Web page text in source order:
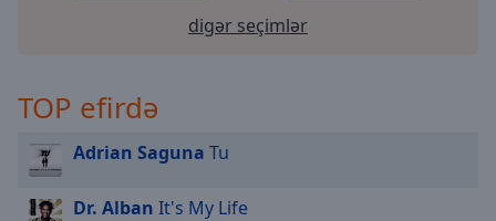
digər seçimlər
TOP efirdə
Adrian Saguna Tu
Dr. Alban It's My Life